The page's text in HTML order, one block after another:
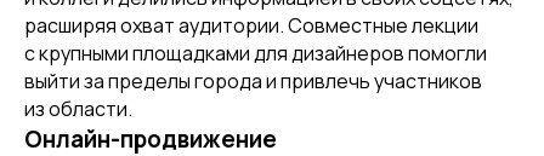
расширяя охват аудитории. Совместные лекции
с крупными площадками для дизайнеров помогли
выйти за пределы города и привлечь участников
из области.
Онлайн-продвижение